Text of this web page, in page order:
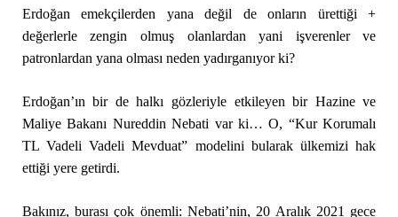
Erdoğan emekçilerden yana değil de onların ürettiği +
değerlerle zengin olmuş olanlardan yani işverenler ve
patronlardan yana olması neden yadırganıyor ki?
Erdoğan’ın bir de halkı gözleriyle etkileyen bir Hazine ve
Maliye Bakanı Nureddin Nebati var ki… O, “Kur Korumalı
TL Vadeli Vadeli Mevduat” modelini bularak ülkemizi hak
ettiği yere getirdi.
Bakınız, burası çok önemli: Nebati’nin, 20 Aralık 2021 gece